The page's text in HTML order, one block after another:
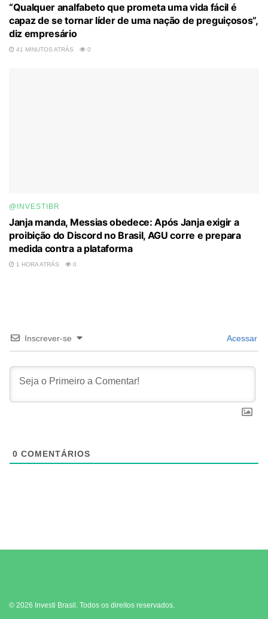
“Qualquer analfabeto que prometa uma vida fácil é
capaz de se tornar líder de uma nação de preguiçosos”,
diz empresário
41 MINUTOS ATRÁS 0
@INVESTIBR
Janja manda, Messias obedece: Após Janja exigir a
proibição do Discord no Brasil, AGU corre e prepara
medida contra a plataforma
1 HORA ATRÁS 0
Inscrever-se Acessar
0 COMENTÁRIOS
© 2026 Investi Brasil. Todos os direitos reservados.